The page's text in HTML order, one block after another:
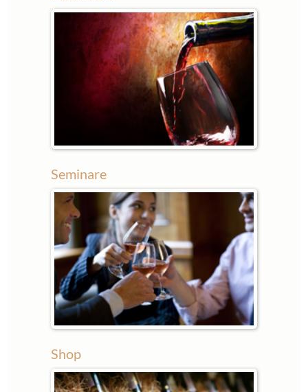
Seminare
Shop